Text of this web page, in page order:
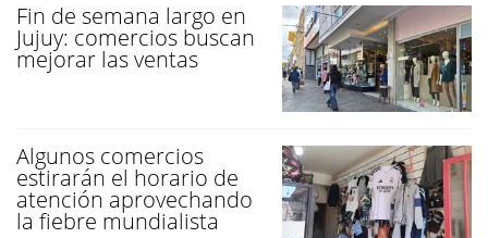
Fin de semana largo en
Jujuy: comercios buscan
mejorar las ventas
Algunos comercios
estirarán el horario de
atención aprovechando
la fiebre mundialista